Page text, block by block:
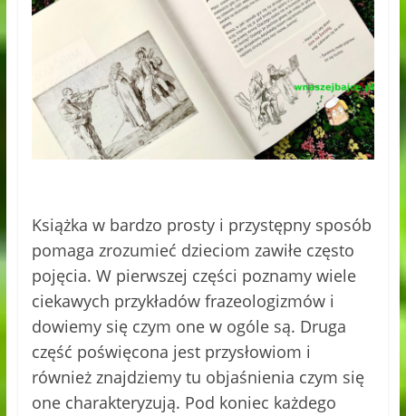
Książka w bardzo prosty i przystępny sposób
pomaga zrozumieć dzieciom zawiłe często
pojęcia. W pierwszej części poznamy wiele
ciekawych przykładów frazeologizmów i
dowiemy się czym one w ogóle są. Druga
część poświęcona jest przysłowiom i
również znajdziemy tu objaśnienia czym się
one charakteryzują. Pod koniec każdego